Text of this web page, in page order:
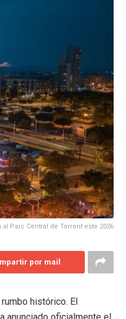
al Parc Central de Torrent este 2026
por mail
histórico. El